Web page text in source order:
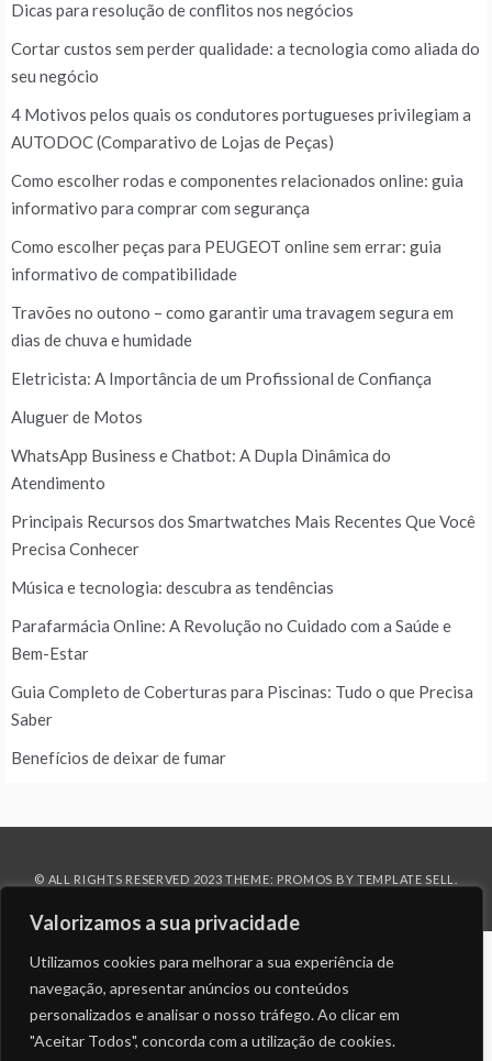
Valorizamos a sua privacidade
Utilizamos cookies para melhorar a sua experiência de
navegação, apresentar anúncios ou conteúdos
personalizados e analisar o nosso tráfego. Ao clicar em
"Aceitar Todos", concorda com a utilização de cookies.
Dicas para resolução de conflitos nos negócios
Cortar custos sem perder qualidade: a tecnologia como aliada do
seu negócio
4 Motivos pelos quais os condutores portugueses privilegiam a
AUTODOC (Comparativo de Lojas de Peças)
Como escolher rodas e componentes relacionados online: guia
informativo para comprar com segurança
Como escolher peças para PEUGEOT online sem errar: guia
informativo de compatibilidade
Travões no outono – como garantir uma travagem segura em
dias de chuva e humidade
Eletricista: A Importância de um Profissional de Confiança
Aluguer de Motos
WhatsApp Business e Chatbot: A Dupla Dinâmica do
Atendimento
Principais Recursos dos Smartwatches Mais Recentes Que Você
Precisa Conhecer
Música e tecnologia: descubra as tendências
Parafarmácia Online: A Revolução no Cuidado com a Saúde e
Bem-Estar
Guia Completo de Coberturas para Piscinas: Tudo o que Precisa
Saber
Benefícios de deixar de fumar
© ALL RIGHTS RESERVED 2023 THEME: PROMOS BY TEMPLATE SELL